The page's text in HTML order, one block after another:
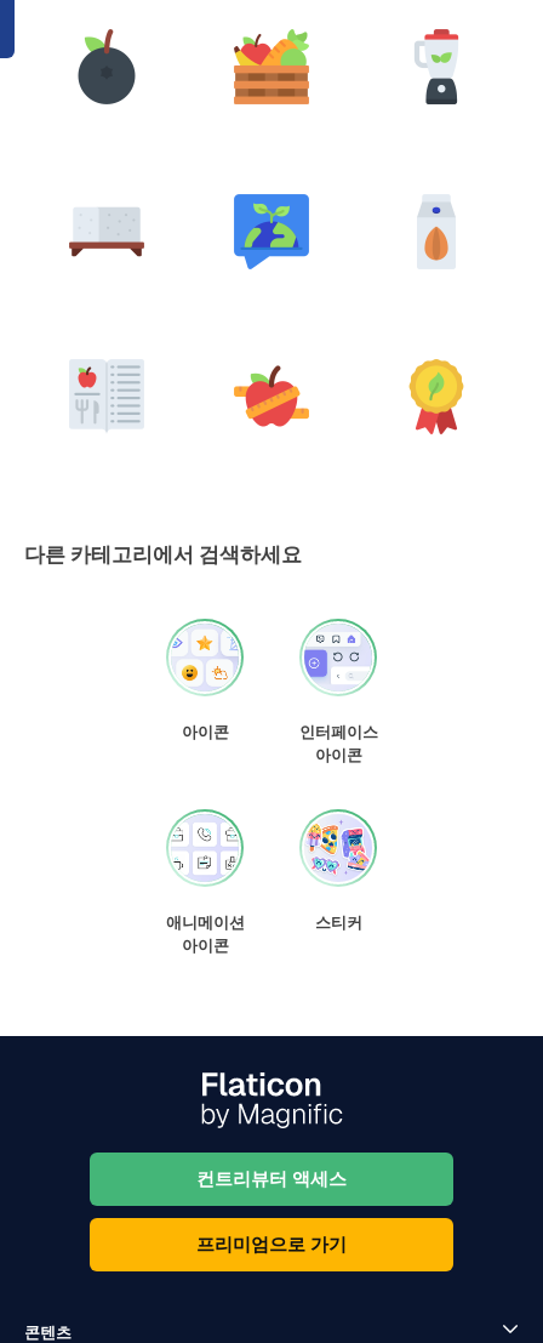
다른 카테고리에서 검색하세요
아이콘
인터페이스
아이콘
애니메이션
아이콘
스티커
컨트리뷰터 액세스
프리미엄으로 가기
콘텐츠